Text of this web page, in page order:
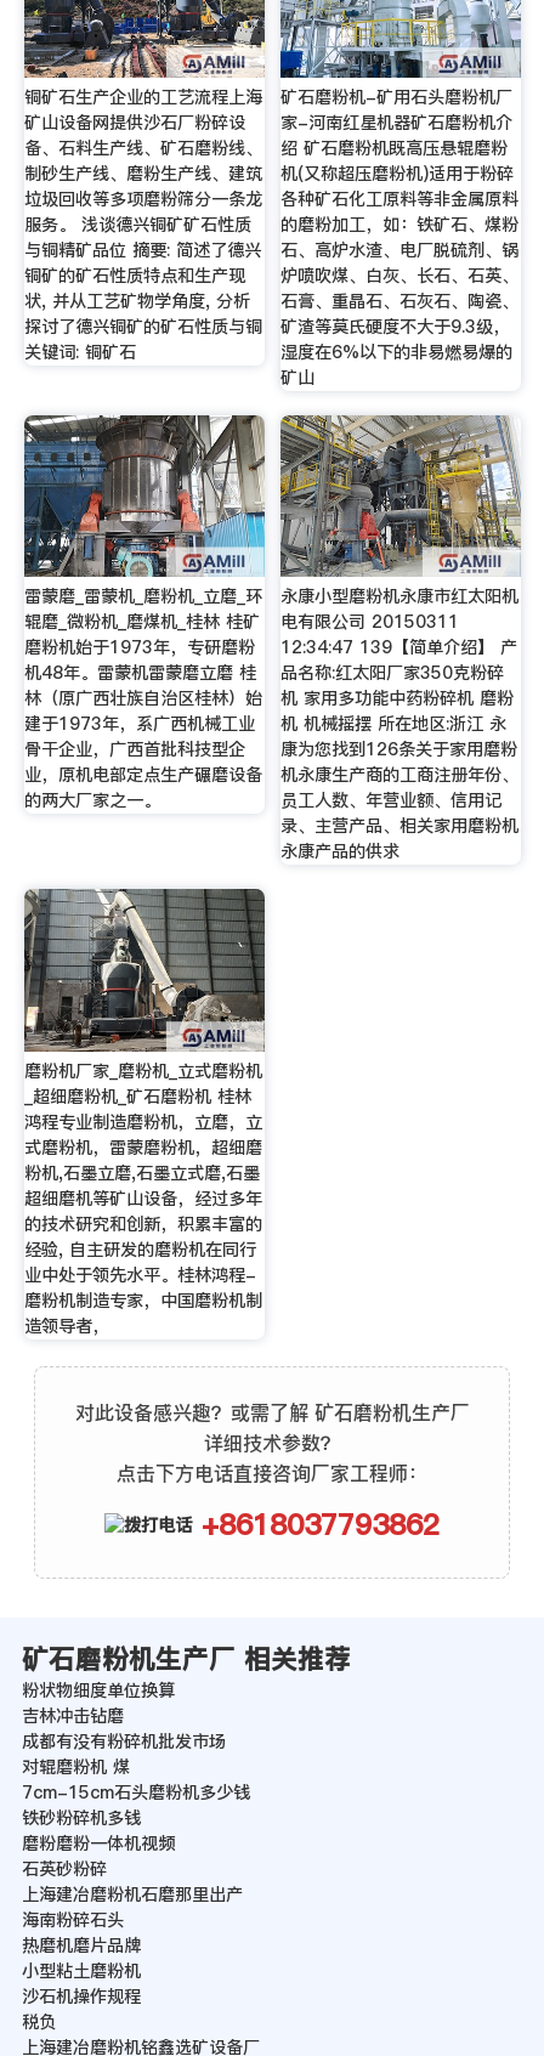
铜矿石生产企业的工艺流程上海
矿山设备网提供沙石厂粉碎设
备、石料生产线、矿石磨粉线、
制砂生产线、磨粉生产线、建筑
垃圾回收等多项磨粉筛分一条龙
服务。 浅谈德兴铜矿矿石性质
与铜精矿品位 摘要: 简述了德兴
铜矿的矿石性质特点和生产现
状, 并从工艺矿物学角度, 分析
探讨了德兴铜矿的矿石性质与铜
关键词: 铜矿石
矿石磨粉机-矿用石头磨粉机厂
家-河南红星机器矿石磨粉机介
绍 矿石磨粉机既高压悬辊磨粉
机(又称超压磨粉机)适用于粉碎
各种矿石化工原料等非金属原料
的磨粉加工，如：铁矿石、煤粉
石、高炉水渣、电厂脱硫剂、锅
炉喷吹煤、白灰、长石、石英、
石膏、重晶石、石灰石、陶瓷、
矿渣等莫氏硬度不大于9.3级，
湿度在6%以下的非易燃易爆的
矿山
雷蒙磨_雷蒙机_磨粉机_立磨_环
辊磨_微粉机_磨煤机_桂林 桂矿
磨粉机始于1973年，专研磨粉
机48年。雷蒙机雷蒙磨立磨 桂
林（原广西壮族自治区桂林）始
建于1973年，系广西机械工业
骨干企业，广西首批科技型企
业，原机电部定点生产碾磨设备
的两大厂家之一。
永康小型磨粉机永康市红太阳机
电有限公司 20150311
12:34:47 139【简单介绍】 产
品名称:红太阳厂家350克粉碎
机 家用多功能中药粉碎机 磨粉
机 机械摇摆 所在地区:浙江 永
康为您找到126条关于家用磨粉
机永康生产商的工商注册年份、
员工人数、年营业额、信用记
录、主营产品、相关家用磨粉机
永康产品的供求
磨粉机厂家_磨粉机_立式磨粉机
_超细磨粉机_矿石磨粉机 桂林
鸿程专业制造磨粉机，立磨，立
式磨粉机，雷蒙磨粉机，超细磨
粉机,石墨立磨,石墨立式磨,石墨
超细磨机等矿山设备，经过多年
的技术研究和创新，积累丰富的
经验, 自主研发的磨粉机在同行
业中处于领先水平。桂林鸿程-
磨粉机制造专家，中国磨粉机制
造领导者，
对此设备感兴趣？或需了解 矿石磨粉机生产厂
详细技术参数？
点击下方电话直接咨询厂家工程师：
+8618037793862
矿石磨粉机生产厂 相关推荐
粉状物细度单位换算
吉林冲击钻磨
成都有没有粉碎机批发市场
对辊磨粉机 煤
7cm-15cm石头磨粉机多少钱
铁砂粉碎机多钱
磨粉磨粉一体机视频
石英砂粉碎
上海建冶磨粉机石磨那里出产
海南粉碎石头
热磨机磨片品牌
小型粘土磨粉机
沙石机操作规程
税负
上海建冶磨粉机铭鑫选矿设备厂